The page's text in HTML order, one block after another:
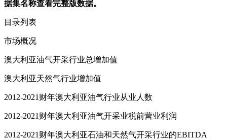
据集名称查看完整版数据。
目录列表
市场概况
澳大利亚油气开采行业总增加值
澳大利亚天然气行业增加值
2012-2021财年澳大利亚油气行业从业人数
2012-2021财年澳大利亚油气开采业税前营业利润
2012-2021财年澳大利亚石油和天然气开采行业的EBITDA